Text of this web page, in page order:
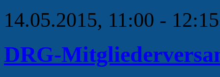
14.05.2015, 11:00 -
DRG-